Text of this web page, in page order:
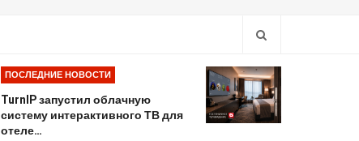
ПОСЛЕДНИЕ НОВОСТИ
TurnIP запустил облачную
систему интерактивного ТВ для
отеле…